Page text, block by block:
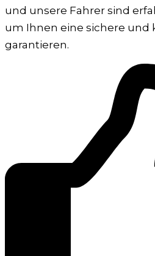
und unsere Fahrer sind
um Ihnen eine sichere und
garantieren.